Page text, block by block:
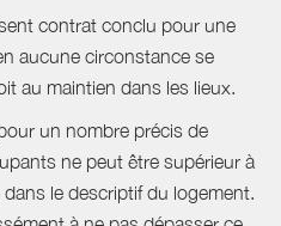
contrat conclu pour une
aucune circonstance se
au maintien dans les lieux.
un nombre précis de
ne peut être supérieur à
dans le descriptif du logement.